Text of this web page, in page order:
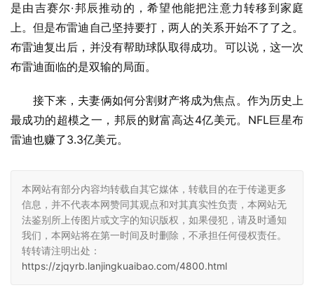
是由吉赛尔·邦辰推动的，希望他能把注意力转移到家庭
上。但是布雷迪自己坚持要打，两人的关系开始不了了之。
布雷迪复出后，并没有帮助球队取得成功。可以说，这一次
布雷迪面临的是双输的局面。
接下来，夫妻俩如何分割财产将成为焦点。作为历史上
最成功的超模之一，邦辰的财富高达4亿美元。NFL巨星布
雷迪也赚了3.3亿美元。
本网站有部分内容均转载自其它媒体，转载目的在于传递更多
信息，并不代表本网赞同其观点和对其真实性负责，本网站无
法鉴别所上传图片或文字的知识版权，如果侵犯，请及时通知
我们，本网站将在第一时间及时删除，不承担任何侵权责任。
转转请注明出处：
https://zjqyrb.lanjingkuaibao.com/4800.html